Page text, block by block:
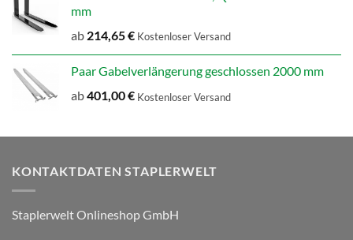
mm
ab 214,65€ Kostenloser Versand
Paar Gabelverlängerung geschlossen 2000 mm
ab401,00€ Kostenloser Versand
KONTAKTDATEN STAPLERWELT
Staplerwelt Onlineshop GmbH